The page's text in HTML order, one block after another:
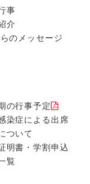
事
介
のメッセージ
の行事予定
染症による出席
ついて
明書・学割申込
覧